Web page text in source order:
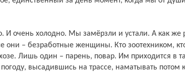
они – безработные женщины. Кто зоотехником,
Лишь один – парень, повар. Им приходится в
высадившись на трассе, наматывать потом